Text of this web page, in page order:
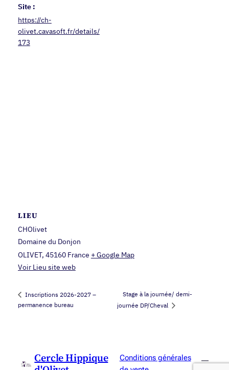
Site :
https://ch-
olivet.cavasoft.fr/details/
173
LIEU
CHOlivet
Domaine du Donjon
OLIVET, 45160 France + Google Map
Voir Lieu site web
Inscriptions 2026-2027 –
permanence bureau
Stage à la journée/ demi-
journée DP/Cheval
Cercle Hippique
Conditions générales